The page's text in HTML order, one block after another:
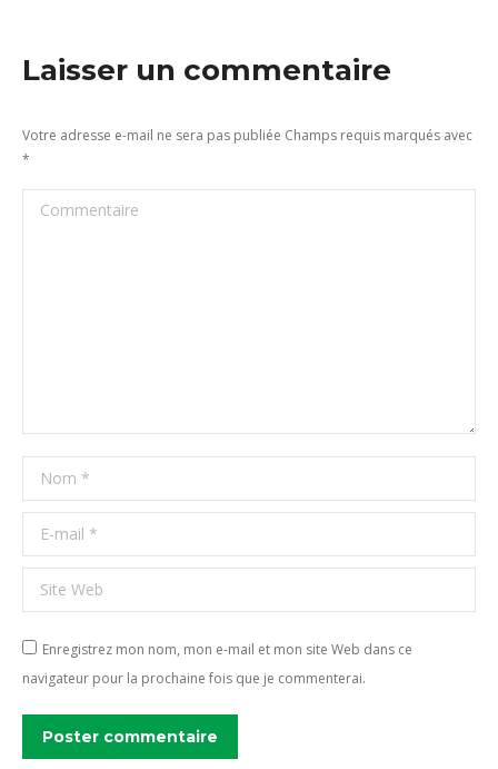
Laisser un commentaire
Votre adresse e-mail ne sera pas publiée Champs requis marqués avec
*
Commentaire
Nom *
E-mail *
Site Web
Enregistrez mon nom, mon e-mail et mon site Web dans ce
navigateur pour la prochaine fois que je commenterai.
Poster commentaire